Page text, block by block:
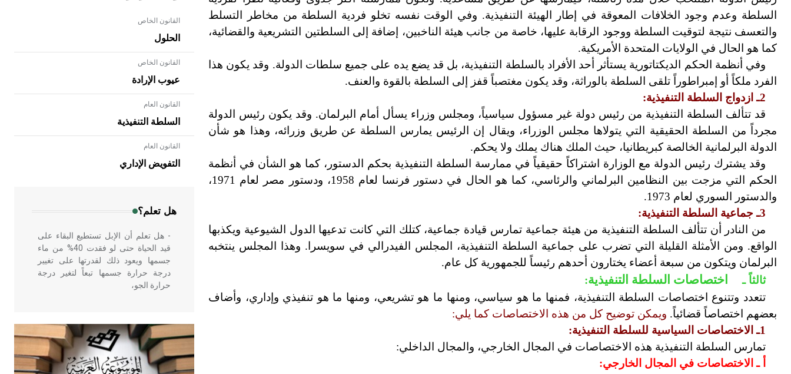
السلطة وعدم وجود الخلافات المعوقة في إطار الهيئة التنفيذية. وفي الوقت نفسه تخلو فردية السلطة من مخاطر التسلط
والتعسف نتيجة لتوقيت السلطة ووجود الرقابة عليها، خاصة من جانب هيئة الناخبين، إضافة إلى السلطتين التشريعية والقضائية،
كما هو الحال في الولايات المتحدة الأمريكية.
وفي أنظمة الحكم الديكتاتورية يستأثر أحد الأفراد بالسلطة التنفيذية، بل قد يضع يده على جميع سلطات الدولة. وقد يكون هذا
الفرد ملكاً أو إمبراطوراً تلقى السلطة بالوراثة، وقد يكون مغتصباً قفز إلى السلطة بالقوة والعنف.
2ـ ازدواج السلطة التنفيذية:
قد تتألف السلطة التنفيذية من رئيس دولة غير مسؤول سياسياً، ومجلس وزراء يسأل أمام البرلمان. وقد يكون رئيس الدولة
مجرداً من السلطة الحقيقية التي يتولاها مجلس الوزراء، ويقال إن الرئيس يمارس السلطة عن طريق وزرائه، وهذا هو شأن
الدولة البرلمانية الخالصة كبريطانيا، حيث الملك هناك يملك ولا يحكم.
وقد يشترك رئيس الدولة مع الوزارة اشتراكاً حقيقياً في ممارسة السلطة التنفيذية بحكم الدستور، كما هو الشأن في أنظمة
الحكم التي مزجت بين النظامين البرلماني والرئاسي، كما هو الحال في دستور فرنسا لعام 1958، ودستور مصر لعام 1971،
والدستور السوري لعام 1973.
3ـ جماعية السلطة التنفيذية:
من النادر أن تتألف السلطة التنفيذية من هيئة جماعية تمارس قيادة جماعية، كتلك التي كانت تدعيها الدول الشيوعية ويكذبها
الواقع. ومن الأمثلة القليلة التي تضرب على جماعية السلطة التنفيذية، المجلس الفيدرالي في سويسرا. وهذا المجلس ينتخبه
البرلمان ويتكون من سبعة أعضاء يختارون أحدهم رئيساً للجمهورية كل عام.
ثالثاً ـ
اختصاصات السلطة التنفيذية:
تتعدد وتتنوع اختصاصات السلطة التنفيذية، فمنها ما هو سياسي، ومنها ما هو تشريعي، ومنها ما هو تنفيذي وإداري، وأضاف
بعضهم اختصاصاً قضائياً. ويمكن توضيح كل من هذه الاختصاصات كما يلي:
1ـ الاختصاصات السياسية للسلطة التنفيذية:
تمارس السلطة التنفيذية هذه الاختصاصات في المجال الخارجي، والمجال الداخلي:
أ ـ الاختصاصات في المجال الخارجي:
القانون الخاص
الحلول
القانون الخاص
عيوب الإرادة
القانون العام
السلطة التنفيذية
القانون العام
التفويض الإداري
هل تعلم؟
- هل تعلم أن الأبلق نوع من الفنون
الهندسية التي ارتبطت بالعمارة الإسلامية
في بلاد الشام ومصر خاصة، حيث يحرص
- هل تعلم أن الإبل تستطيع البقاء على
قيد الحياة حتى لو فقدت 40% من ماء
جسمها ويعود ذلك لقدرتها على تغيير
درجة حرارة جسمها تبعاً لتغير درجة
حرارة الجو،
- هل تعلم أن أبقراط كتب في الطب
أربعة مؤلفات هي: الحكم، الأدلة، تنظيم
التغذية، ورسالته في جروح الرأس.
ويعود له الفضل بأنه حرر الطب من